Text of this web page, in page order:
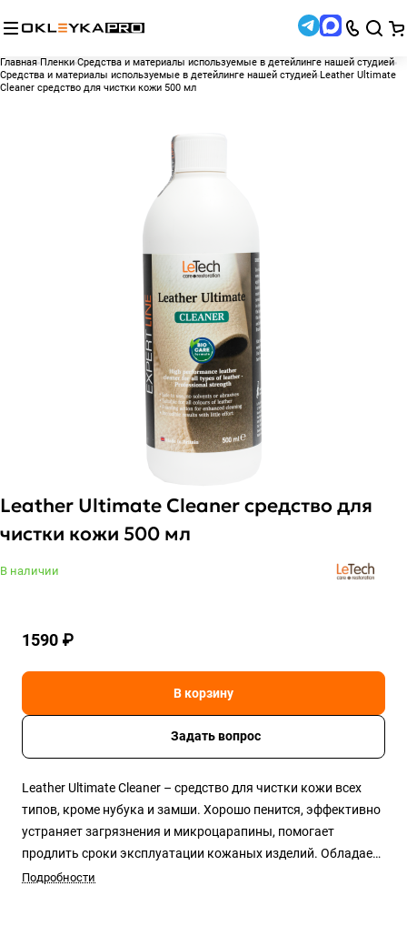
Главная Пленки Средства и материалы используемые в детейлинге нашей студией
Средства и материалы используемые в детейлинге нашей студией Leather Ultimate
Cleaner средство для чистки кожи 500 мл
Leather Ultimate Cleaner средство для
чистки кожи 500 мл
В наличии
1590 ₽
В корзину
Задать вопрос
Leather Ultimate Cleaner – средство для чистки кожи всех
типов, кроме нубука и замши. Хорошо пенится, эффективно
устраняет загрязнения и микроцарапины, помогает
продлить сроки эксплуатации кожаных изделий. Обладает
изысканным ароматом дорогой кожи.
Подробности